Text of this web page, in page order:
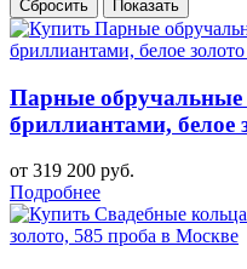
Парные обручальные
бриллиантами, белое
от 319 200 руб.
Подробнее